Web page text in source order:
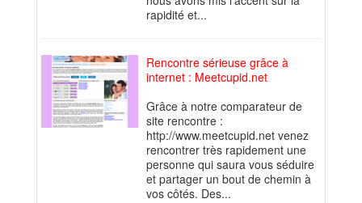
rapidité et...
Rencontre sérieuse grâce à
internet : Meetcupid.net
Grâce à notre comparateur de
site rencontre :
http://www.meetcupid.net venez
rencontrer très rapidement une
personne qui saura vous séduire
et partager un bout de chemin à
vos côtés. Des...